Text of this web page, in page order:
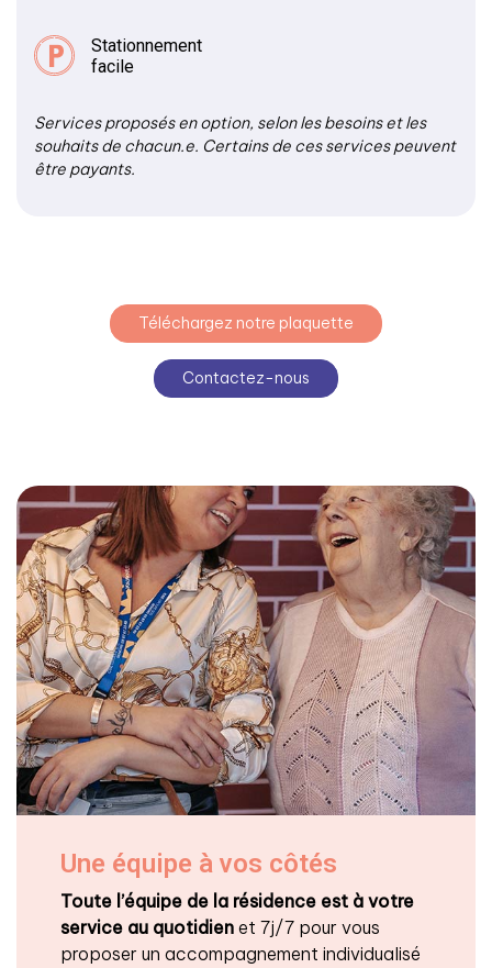
Stationnement
facile
Services proposés en option, selon les besoins et les
souhaits de chacun.e. Certains de ces services peuvent
être payants.
Téléchargez notre plaquette
Contactez-nous
Une équipe à vos côtés
Toute l’équipe de la résidence est à votre
service au quotidien et 7j/7 pour vous
proposer un accompagnement individualisé